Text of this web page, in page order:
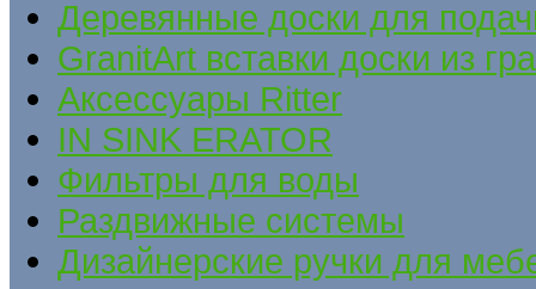
Деревянные доски для
GranitArt вставки доски из
Аксессуары Ritter
IN SINK ERATOR
Фильтры для воды
Раздвижные системы
Дизайнерские ручки для